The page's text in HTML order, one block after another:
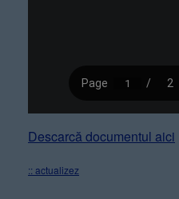
Descarcă documentul aici
:: actualizez